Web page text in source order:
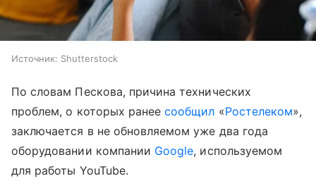
Источник: Shutterstock
По словам Пескова, причина технических
проблем, о которых ранеесообщил «Ростелеком»,
заключается в не обновляемом уже два года
оборудовании компании Google, используемом
для работы YouTube.